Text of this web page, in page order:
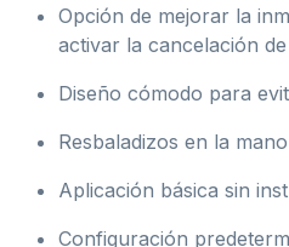
Opción de mejorar la
activar la cancelación
Diseño cómodo para
Resbaladizos en la
Aplicación básica sin
Configuración